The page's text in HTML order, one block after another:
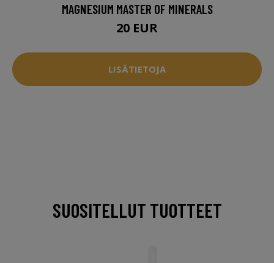
MAGNESIUM MASTER OF MINERALS
20 EUR
LISÄTIETOJA
SUOSITELLUT TUOTTEET